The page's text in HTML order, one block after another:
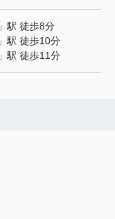
」駅 徒歩8分
」駅 徒歩10分
」駅 徒歩11分